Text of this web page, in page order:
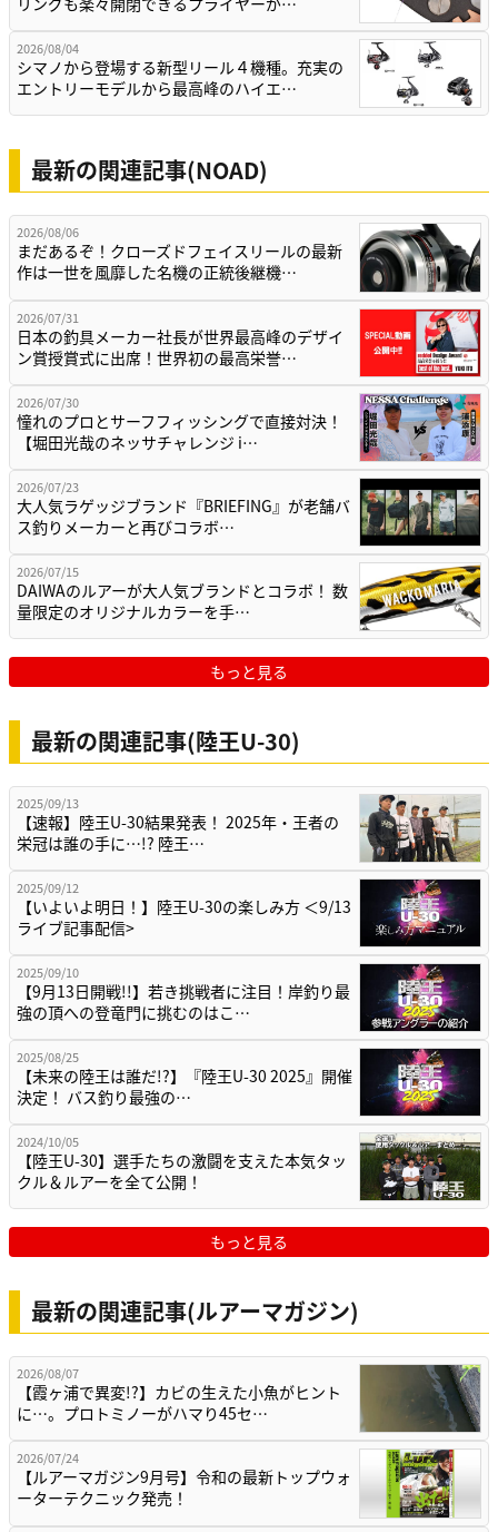
2026/08/04
シマノから登場する新型リール４機種。充実の
エントリーモデルから最高峰のハイエ…
最新の関連記事(NOAD)
2026/08/06
まだあるぞ！クローズドフェイスリールの最新
作は一世を風靡した名機の正統後継機…
2026/07/31
日本の釣具メーカー社長が世界最高峰のデザイ
ン賞授賞式に出席！世界初の最高栄誉…
2026/07/30
憧れのプロとサーフフィッシングで直接対決！
【堀田光哉のネッサチャレンジ i…
2026/07/23
大人気ラゲッジブランド『BRIEFING』が老舗バ
ス釣りメーカーと再びコラボ…
2026/07/15
DAIWAのルアーが大人気ブランドとコラボ！ 数
量限定のオリジナルカラーを手…
もっと見る
最新の関連記事(陸王U-30)
2025/09/13
【速報】陸王U-30結果発表！ 2025年・王者の
栄冠は誰の手に…!? 陸王…
2025/09/12
【いよいよ明日！】陸王U-30の楽しみ方 ＜9/13
ライブ記事配信>
2025/09/10
【9月13日開戦!!】若き挑戦者に注目！岸釣り最
強の頂への登竜門に挑むのはこ…
2025/08/25
【未来の陸王は誰だ!?】『陸王U-30 2025』開催
決定！ バス釣り最強の…
2024/10/05
【陸王U-30】選手たちの激闘を支えた本気タッ
クル＆ルアーを全て公開！
もっと見る
最新の関連記事(ルアーマガジン)
2026/08/07
【霞ヶ浦で異変!?】カビの生えた小魚がヒント
に…。プロトミノーがハマり45セ…
2026/07/24
【ルアーマガジン9月号】令和の最新トップウォ
ーターテクニック発売！